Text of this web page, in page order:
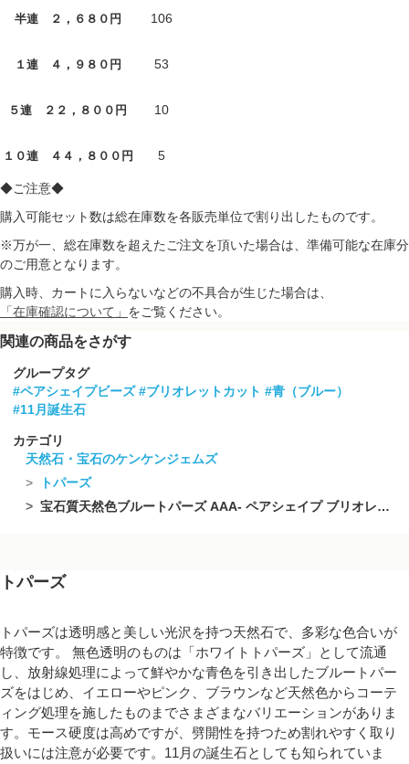
半連 ２，６８０円 106
１連 ４，９８０円 53
５連 ２２，８００円 10
１０連 ４４，８００円 5
◆ご注意◆
購入可能セット数は総在庫数を各販売単位で割り出したものです。
※万が一、総在庫数を超えたご注文を頂いた場合は、準備可能な在庫分
のご用意となります。
購入時、カートに入らないなどの不具合が生じた場合は、
「在庫確認について」 をご覧ください。
関連の商品をさがす
グループタグ
#ペアシェイプビーズ #ブリオレットカット #青（ブルー）
#11月誕生石
カテゴリ
天然石・宝石のケンケンジェムズ
トパーズ
宝石質天然色ブルートパーズ AAA- ペアシェイプ ブリオレットカット 半連/1連(約8cm)
トパーズ
トパーズは透明感と美しい光沢を持つ天然石で、多彩な色合いが
特徴です。 無色透明のものは「ホワイトトパーズ」として流通
し、放射線処理によって鮮やかな青色を引き出したブルートパー
ズをはじめ、イエローやピンク、ブラウンなど天然色からコーテ
ィング処理を施したものまでさまざまなバリエーションがありま
す。モース硬度は高めですが、劈開性を持つため割れやすく取り
扱いには注意が必要です。11月の誕生石としても知られていま